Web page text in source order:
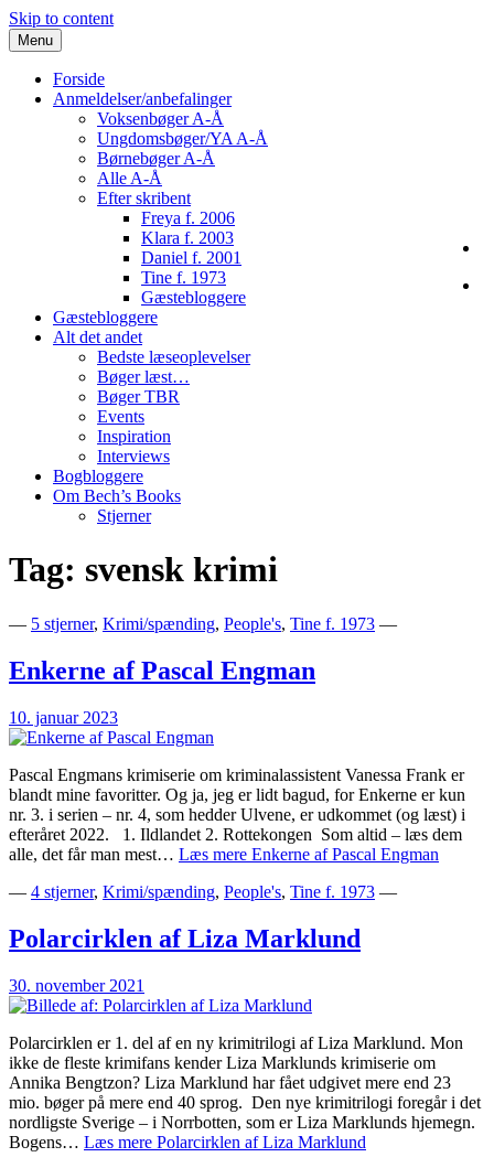
Skip to content
Menu
Forside
Anmeldelser/anbefalinger
Voksenbøger A-Å
Ungdomsbøger/YA A-Å
Børnebøger A-Å
Alle A-Å
Efter skribent
Freya f. 2006
Klara f. 2003
Daniel f. 2001
Tine f. 1973
Gæstebloggere
Gæstebloggere
Alt det andet
Bedste læseoplevelser
Bøger læst…
Bøger TBR
Events
Inspiration
Interviews
Bogbloggere
Om Bech’s Books
Stjerner
Bech's Books
Bogblog – Vi ♥ Bøger
Tag: svensk krimi
— 5 stjerner, Krimi/spænding, People's, Tine f. 1973 —
Enkerne af Pascal Engman
10. januar 2023
Pascal Engmans krimiserie om kriminalassistent Vanessa Frank er
blandt mine favoritter. Og ja, jeg er lidt bagud, for Enkerne er kun
nr. 3. i serien – nr. 4, som hedder Ulvene, er udkommet (og læst) i
efteråret 2022. ⁣ ⁣ 1. Ildlandet 2. Rottekongen ⁣ Som altid – læs dem
alle, det får man mest… Læs mere Enkerne af Pascal Engman
— 4 stjerner, Krimi/spænding, People's, Tine f. 1973 —
Polarcirklen af Liza Marklund
30. november 2021
Polarcirklen er 1. del af en ny krimitrilogi af Liza Marklund. Mon
ikke de fleste krimifans kender Liza Marklunds krimiserie om
Annika Bengtzon? Liza Marklund har fået udgivet mere end 23
mio. bøger på mere end 40 sprog. Den nye krimitrilogi foregår i det
nordligste Sverige – i Norrbotten, som er Liza Marklunds hjemegn.
Bogens… Læs mere Polarcirklen af Liza Marklund